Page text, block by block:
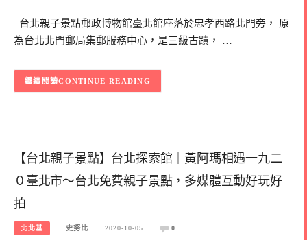
台北親子景點郵政博物館臺北館座落於忠孝西路北門旁， 原
為台北北門郵局集郵服務中心，是三級古蹟， …
CONTINUE READING
【台北親子景點】台北探索館｜黃阿瑪相遇一九二
０臺北市～台北免費親子景點，多媒體互動好玩好
拍
北北基 史努比 2020-10-05 0